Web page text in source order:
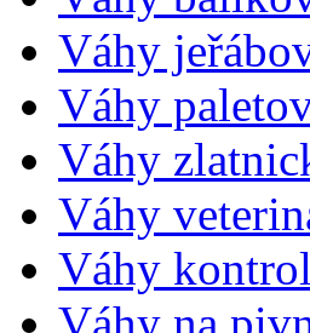
Váhy
Váhy
Váhy
Váhy
Váhy
Váhy na